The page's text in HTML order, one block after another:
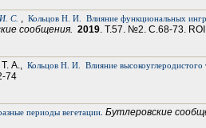
С. , Кольцов Н. И.
Влияние функциональных
сообщения. 2019. Т.57. №2. С.68-73.
А., Кольцов Н. И. Влияние
74
периоды вегетации. Бутлеровские